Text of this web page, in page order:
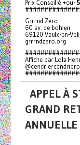
Prix Conseillé +ou-
Grrrnd Zero
60 av. de bohlen
69120 Vaulx-en-
grrrndzero.org
Affiche par Lola
APPEL À
GRAND
ANNUELLE